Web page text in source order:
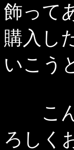
飾って
購入し
いこう
こん
ろしく